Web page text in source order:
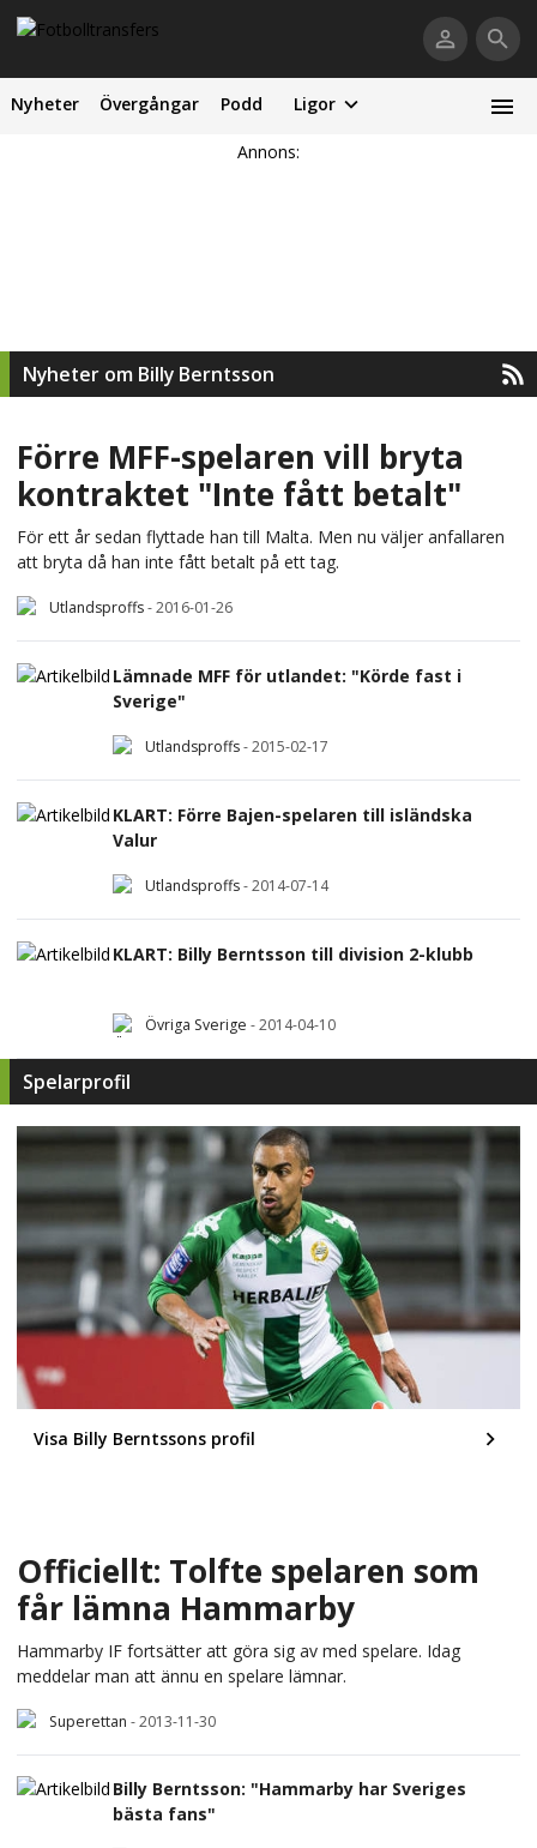
Nyheter Övergångar Podd Ligor
Annons:
Nyheter om Billy Berntsson
Förre MFF-spelaren vill bryta
kontraktet "Inte fått betalt"
För ett år sedan flyttade han till Malta. Men nu väljer anfallaren
att bryta då han inte fått betalt på ett tag.
Utlandsproffs-2016-01-26
Lämnade MFF för utlandet: "Körde fast i
Sverige"
Utlandsproffs-2015-02-17
KLART: Förre Bajen-spelaren till isländska
Valur
Utlandsproffs-2014-07-14
KLART: Billy Berntsson till division 2-klubb
Övriga Sverige -2014-04-10
Spelarprofil
Visa Billy Berntssons profil
Officiellt: Tolfte spelaren som
får lämna Hammarby
Hammarby IF fortsätter att göra sig av med spelare. Idag
meddelar man att ännu en spelare lämnar.
Superettan -2013-11-30
Billy Berntsson: "Hammarby har Sveriges
bästa fans"